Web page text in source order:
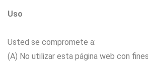
Uso
Usted se compromete a:
(A) No utilizar esta página web con